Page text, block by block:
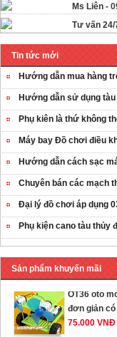
Ms Liên -
Tư vấn 24/
Tin tức mới
Hướng dẫn mua hàng
Hướng dẫn sử dụng
Phụ kiên là thứ không
Máy bay Đồ chơi điều
Hướng dẫn cách sạc
Chuyên bán các mạch
Đại lý đồ chơi áp dụng
Phụ kiện cano tàu thủy
Sản phẩm khuyến mãi
OT35 robot
ráp nhấc
...
259.000
OT36 oto
đơn giản có
75.000 VNĐ